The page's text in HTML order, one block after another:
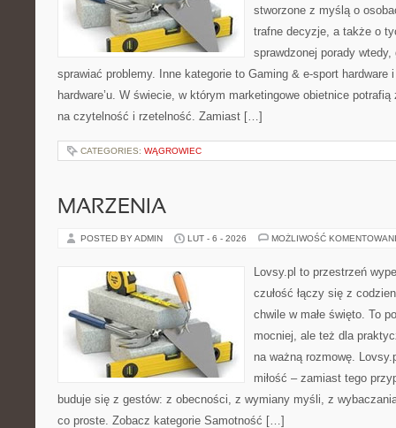
stworzone z myślą o
trafne decyzje, a także o
sprawdzonej porady
sprawiać problemy. Inne kategorie to Gaming & e-sport hardware
hardware’u. W świecie, w którym marketingowe obietnice
na czytelność i rzetelność. Zamiast […]
CATEGORIES: WĄGROWIEC
MARZENIA
POSTED BY ADMIN LUT - 6 - 2026 MOŻLIWOŚĆ
Lovsy.pl to przestrzeń
czułość łączy się z
chwile w małe święto. To
mocniej, ale też dla
na ważną rozmowę.
miłość – zamiast tego
buduje się z gestów: z obecności, z wymiany myśli, z
co proste. Zobacz kategorie Samotność […]